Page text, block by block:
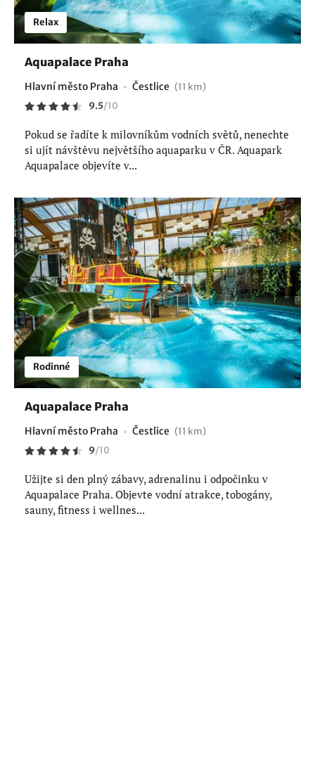
Relax
Aquapalace Praha
Hlavní město Praha Čestlice (11 km)
9.5/10
Pokud se řadíte k milovníkům vodních světů, nenechte
si ujít návštěvu největšího aquaparku v ČR. Aquapark
Aquapalace objevíte v...
Rodinné
Aquapalace Praha
Hlavní město Praha Čestlice (11 km)
9/10
Užijte si den plný zábavy, adrenalinu i odpočinku v
Aquapalace Praha. Objevte vodní atrakce, tobogány,
sauny, fitness i wellnes...